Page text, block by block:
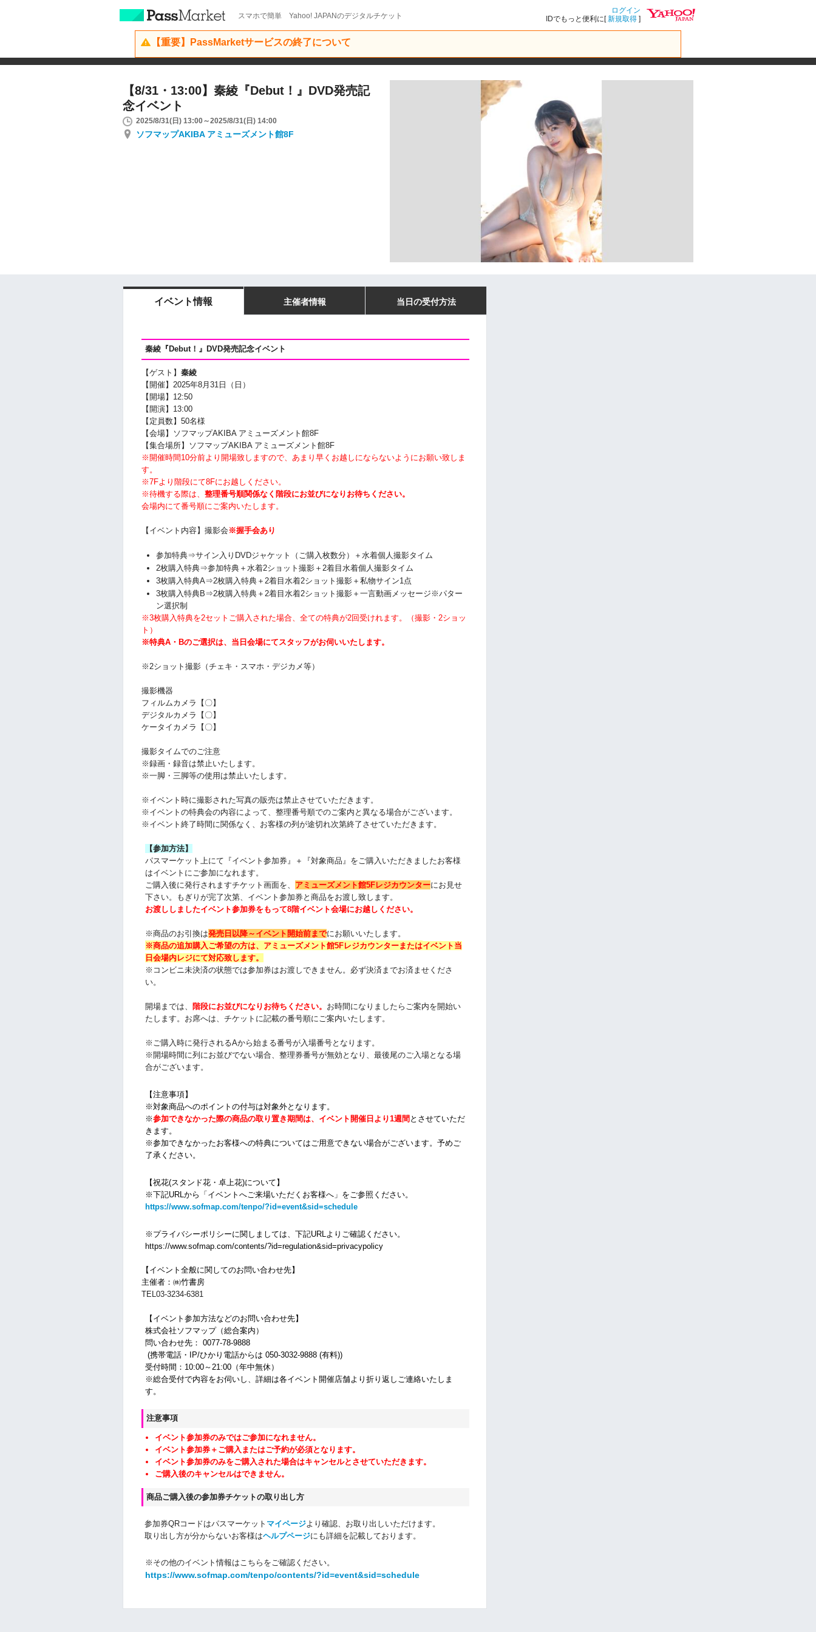
スマホで簡単 Yahoo! JAPANのデジタルチケット
ログイン
IDでもっと便利に[新規取得 ]
【重要】PassMarketサービスの終了について
【8/31・13:00】秦綾『Debut！』DVD発売記
念イベント
2025/8/31(日) 13:00～2025/8/31(日) 14:00
ソフマップAKIBA アミューズメント館8F
イベント情報 主催者情報 当日の受付方法
秦綾『Debut！』 DVD発売記念イベント
【ゲスト】秦綾
【開催】2025年8月31日（日）
【開場】12:50
【開演】13:00
【定員数】50名様
【会場】ソフマップAKIBA アミューズメント館8F
【集合場所】ソフマップAKIBA アミューズメント館8F
※開催時間10分前より開場致しますので、あまり早くお越しにならないようにお願い致しま
す。
※7Fより階段にて8Fにお越しください。
※待機する際は、 整理番号順関係なく階段にお並びになりお待ちください。
会場内にて番号順にご案内いたします。
【イベント内容】撮影会 ※握手会あり
参加特典⇒サイン入りDVDジャケット（ご購入枚数分）＋ 水着個人撮影タイム
2枚購入特典⇒参加特典＋水着2ショット撮影＋2着目水着個人撮影タイム
3枚購入特典A⇒2枚購入特典＋2着目水着2ショット撮影＋私物サイン1点
3枚購入特典B⇒2枚購入特典＋2着目水着2ショット撮影＋一言動画メッセージ※パター
ン選択制
※3枚購入特典を2セットご購入された場合、全ての特典が2回受けれます。（撮影・2ショッ
ト）
※特典A・Bのご選択は、当日会場にてスタッフがお伺いいたします。
※2ショット撮影（チェキ・スマホ・デジカメ等）
撮影機器
フィルムカメラ【〇】
デジタルカメラ【〇】
ケータイカメラ【〇】
撮影タイムでのご注意
※録画・録音は禁止いたします。
※一脚・三脚等の使用は禁止いたします。
※イベント時に撮影された写真の販売は禁止させていただきます。
※イベントの特典会の内容によって、整理番号順でのご案内と異なる場合がございます。
※イベント終了時間に関係なく、お客様の列が途切れ次第終了させていただきます。
【参加方法】
パスマーケット上にて『イベント参加券』＋『対象商品』をご購入いただきましたお客様
はイベントにご参加になれます。
ご購入後に発行されますチケット画面を、 アミューズメント館5Fレジカウンターにお見せ
下さい。
もぎりが完了次第、イベント参加券と商品をお渡し致します。
お渡ししましたイベント参加券をもって8階イベント会場にお越しください。
※商品のお引換は発売日以降～ イベント開始前までにお願いいたします。
※商品の追加購入ご希望の方は、 アミューズメント館5Fレジカウンターまたはイベント当
日会場内レジにて対応致します。
※コンビニ未決済の状態では参加券はお渡しできません。必ず決済までお済ませくださ
い。
開場までは、 階段にお並びになりお待ちください。 お時間になりましたらご案内を開始い
たします。お席へは、チケットに記載の番号順にご案内いたします 。
※ご購入時に発行されるAから始まる番号が入場番号となります。
※開場時間に列にお並びでない場合、整理券番号が無効となり、最後尾のご入場となる場
合がございます。
【注意事項】
※対象商品へのポイントの付与は対象外となります。
※参加できなかった際の商品の取り置き期間は、イベント開催日より1週間とさせていただ
きます。
※参加できなかったお客様への特典についてはご用意できない場合がございます。 予めご
了承ください。
【祝花(スタンド花・卓上花)について】
※下記URLから「イベントへご来場いただくお客様へ」をご参照ください。
https://www.sofmap.com/tenpo/?id=event&sid=schedule
※プライバシーポリシーに関しましては、下記URLよりご確認ください。
https://www.sofmap.com/contents/?id=regulation&sid=privacypolicy
【イベント全般に関してのお問い合わせ先】
主催者：㈱竹書房
TEL03-3234-6381
【イベント参加方法などのお問い合わせ先】
株式会社ソフマップ（総合案内）
問い合わせ先： 0077-78-9888
(携帯電話・IP/ひかり電話からは 050-3032-9888 (有料))
受付時間：10:00～21:00（年中無休）
※総合受付で内容をお伺いし、詳細は各イベント開催店舗より折り返しご連絡いたしま
す。
注意事項
イベント参加券のみではご参加になれません。
イベント参加券＋ご購入またはご予約が必須となります。
イベント参加券のみをご購入された場合はキャンセルとさせていただきます。
ご購入後のキャンセルはできません。
商品ご購入後の参加券チケットの取り出し方
参加券QRコードはパスマーケット マイページより確認、お取り出しいただけます。
取り出し方が分からないお客様はヘルプページにも詳細を記載しております。
※その他のイベント情報はこちらをご確認ください。
https://www.sofmap.com/tenpo/contents/?id=event&sid=schedule